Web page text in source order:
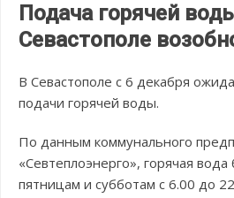
Подача горячей
Севастополе
В Севастополе с 6 декабря
подачи горячей воды.
По данным коммунального
«Севтеплоэнерго», горячая
пятницам и субботам с 6.00 до